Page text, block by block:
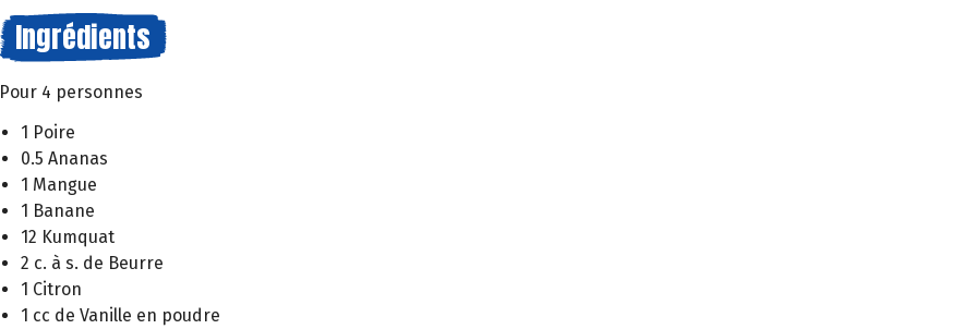
Ingrédients
Pour 4 personnes
1 Poire
0.5 Ananas
1 Mangue
1 Banane
12 Kumquat
2 c. à s. de Beurre
1 Citron
1 cc de Vanille en poudre